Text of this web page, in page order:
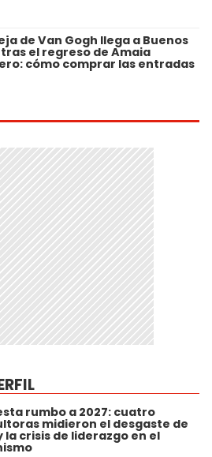
de Van Gogh llega a Buenos
el regreso de Amaia
cómo comprar las entradas
rumbo a 2027: cuatro
midieron el desgaste de
la crisis de liderazgo en el